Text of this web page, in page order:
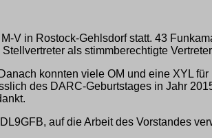
V in Rostock-Gehlsdorf statt. 43
als stimmberechtigte
konnten viele OM und eine XYL
des DARC-Geburtstages in Jahr
auf die Arbeit des Vorstandes